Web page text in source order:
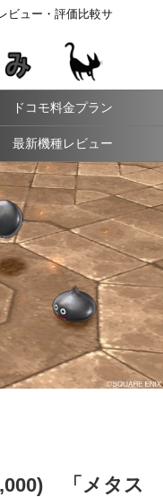
ビュー・評価比較サ
ドコモ料金プラン
最新機種レビュー
「メタス